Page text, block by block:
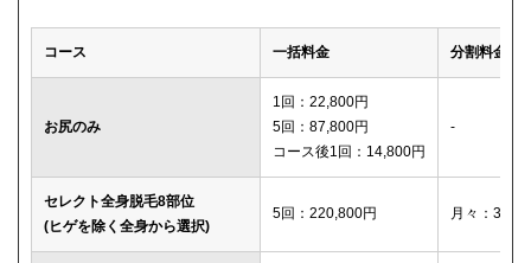
コース 一括料金 分割料金
お尻のみ
1回：22,800円
5回：87,800円
コース後1回：14,800円
-
セレクト全身脱毛8部位
(ヒゲを除く全身から選択)
5回：220,800円 月々：